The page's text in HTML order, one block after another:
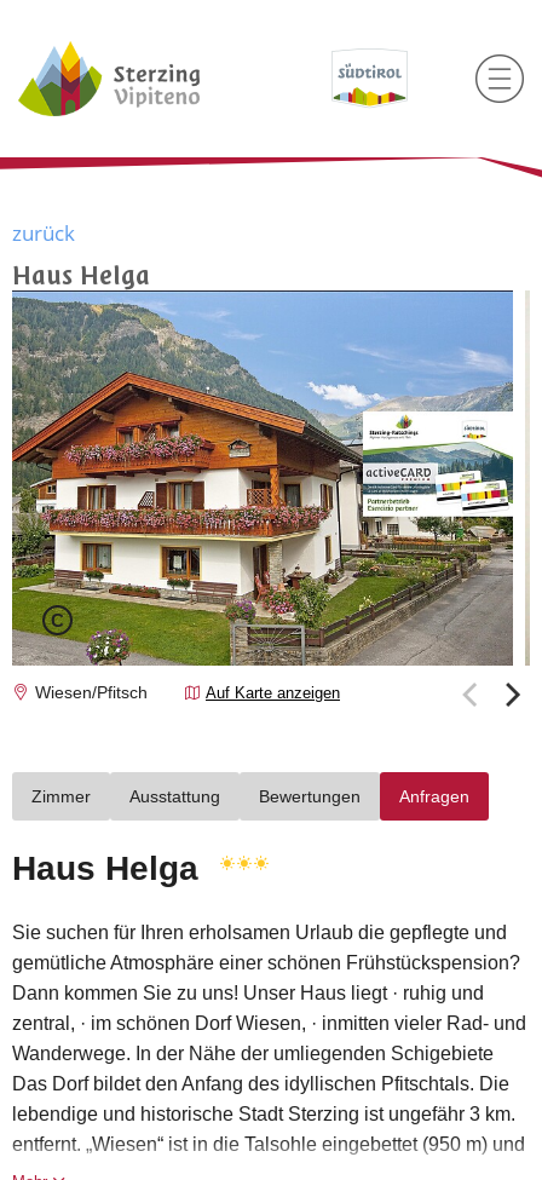
zurück
Haus Helga